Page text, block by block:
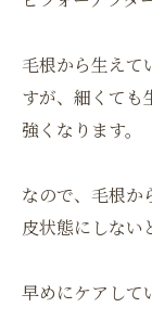
毛根から生えて
すが、細くても
強くなります。
なので、毛根か
皮状態にしない
早めにケアして